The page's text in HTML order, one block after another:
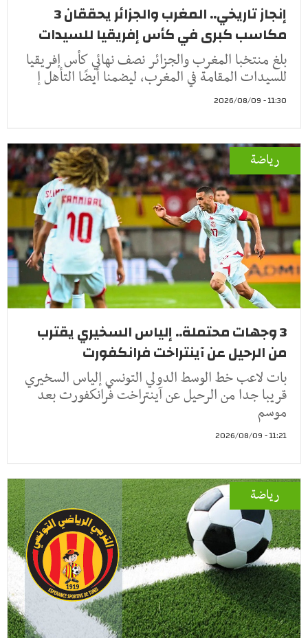
إنجاز تاريخي.. المغرب والجزائر يحققان 3
مكاسب كبرى في كأس إفريقيا للسيدات
بلغ منتخبا المغرب والجزائر نصف نهائي كأس إفريقيا
للسيدات المقامة في المغرب، ليضمنا أيضًا التأهل إ
11:30 - 2026/08/09
رياضة
3 وجهات محتملة.. إلياس السخيري يقترب
من الرحيل عن آينتراخت فرانكفورت
بات لاعب خط الوسط الدولي التونسي إلياس السخيري
قريبا جدا من الرحيل عن آينتراخت فرانكفورت بعد
موسم
11:21 - 2026/08/09
رياضة